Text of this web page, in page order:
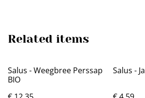
Related items
Salus - Weegbree Perssap
BIO
Salus -